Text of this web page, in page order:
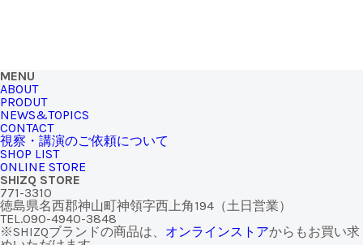
MENU
ABOUT
PRODUT
NEWS&TOPICS
CONTACT
視察・講演のご依頼について
SHOP LIST
ONLINE STORE
SHIZQ STORE
771-3310
徳島県名西郡神山町神領字西上角194（土日営業）
TEL.090-4940-3848
※SHIZQブランドの商品は、 オンラインストアからもお買い求